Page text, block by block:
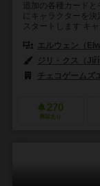
追加の各種カード
にキャラクターを
スタートします キ
エルウェン（
ジリ・クス（Jiří
チェコゲームズ
270
興味あり